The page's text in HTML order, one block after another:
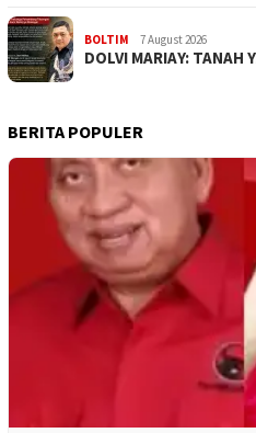
BOLTIM 7 August 2026
DOLVI MARIAY: TANAH
BERITA POPULER